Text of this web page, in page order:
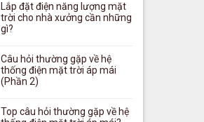
Lắp đặt điện năng lượng mặt
trời cho nhà xưởng cần những
gì?
Câu hỏi thường gặp về hệ
thống điện mặt trời áp mái
(Phần 2)
Top câu hỏi thường gặp về hệ